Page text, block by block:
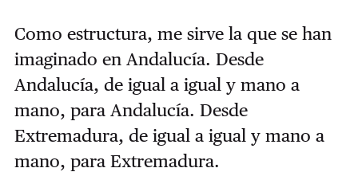
Como estructura, me sirve la que se han
imaginado en Andalucía. Desde
Andalucía, de igual a igual y mano a
mano, para Andalucía. Desde
Extremadura, de igual a igual y mano a
mano, para Extremadura.